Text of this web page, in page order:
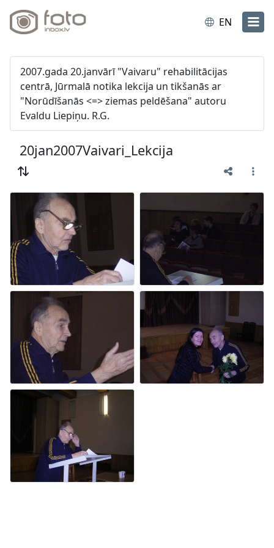
EN
2007.gada 20.janvārī "Vaivaru" rehabilitācijas
centrā, Jūrmalā notika lekcija un tikšanās ar
"Norūdīšanās <=> ziemas peldēšana" autoru
Evaldu Liepiņu. R.G.
20jan2007Vaivari_Lekcija